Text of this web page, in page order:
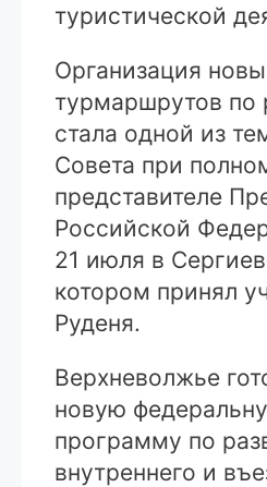
туристической
Организация
турмаршрутов по
стала одной из
Совета при
представителе
Российской
21 июля в
котором принял
Руденя.
Верхневолжье
новую
программу по
внутреннего и